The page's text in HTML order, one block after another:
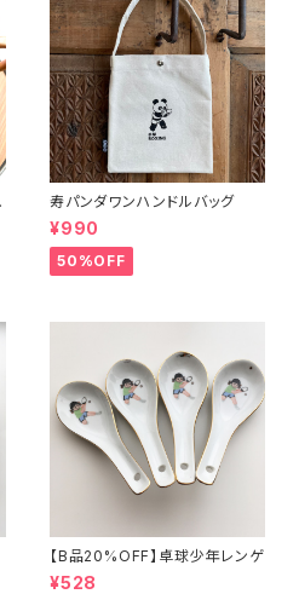
寿パンダワンハンドルバッグ
¥990
50%OFF
【B品20%OFF】卓球少年レンゲ
¥528